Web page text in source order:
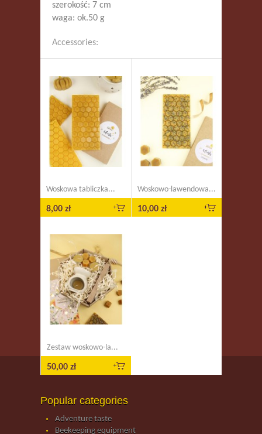
szerokość: 7 cm
waga: ok.50 g
Accessories:
Woskowa tabliczka...
8,00 zł
Woskowo-lawendowa...
10,00 zł
Zestaw woskowo-la...
50,00 zł
Popular categories
Adventure taste
Beekeeping equipment